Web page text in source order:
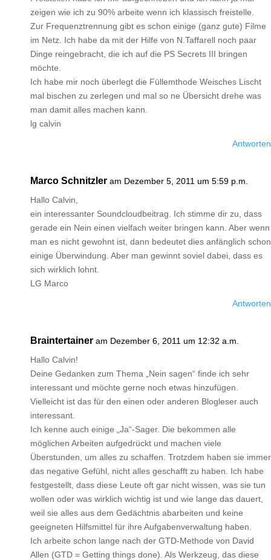
zeigen wie ich zu 90% arbeite wenn ich klassisch freistelle.
Zur Frequenztrennung gibt es schon einige (ganz gute) Filme
im Netz. Ich habe da mit der Hilfe von N.Taffarell noch paar
Dinge reingebracht, die ich auf die PS Secrets III bringen
möchte.
Ich habe mir noch überlegt die Füllemthode Weisches Lischt
mal bischen zu zerlegen und mal so ne Übersicht drehe was
man damit alles machen kann.
lg calvin
Antworten
Marco Schnitzler am Dezember 5, 2011 um 5:59 p.m.
Hallo Calvin,
ein interessanter Soundcloudbeitrag. Ich stimme dir zu, dass
gerade ein Nein einen vielfach weiter bringen kann. Aber wenn
man es nicht gewohnt ist, dann bedeutet dies anfänglich schon
einige Überwindung. Aber man gewinnt soviel dabei, dass es
sich wirklich lohnt.
LG Marco
Antworten
Braintertainer am Dezember 6, 2011 um 12:32 a.m.
Hallo Calvin!
Deine Gedanken zum Thema „Nein sagen“ finde ich sehr
interessant und möchte gerne noch etwas hinzufügen.
Vielleicht ist das für den einen oder anderen Blogleser auch
interessant.
Ich kenne auch einige „Ja“-Sager. Die bekommen alle
möglichen Arbeiten aufgedrückt und machen viele
Überstunden, um alles zu schaffen. Trotzdem haben sie immer
das negative Gefühl, nicht alles geschafft zu haben. Ich habe
festgestellt, dass diese Leute oft gar nicht wissen, was sie tun
wollen oder was wirklich wichtig ist und wie lange das dauert,
weil sie alles aus dem Gedächtnis abarbeiten und keine
geeigneten Hilfsmittel für ihre Aufgabenverwaltung haben.
Ich arbeite schon lange nach der GTD-Methode von David
Allen (GTD = Getting things done). Als Werkzeug, das diese